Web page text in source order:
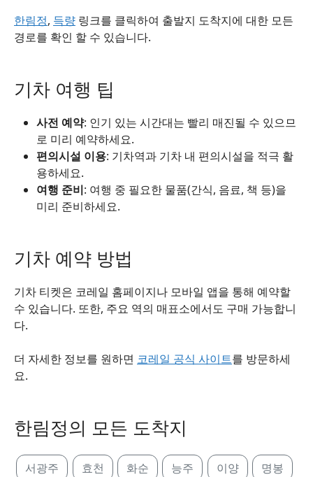
한림정, 득량 링크를 클릭하여 출발지 도착지에 대한 모든
경로를 확인 할 수 있습니다.
기차 여행 팁
사전 예약: 인기 있는 시간대는 빨리 매진될 수 있으므
로 미리 예약하세요.
편의시설 이용: 기차역과 기차 내 편의시설을 적극 활
용하세요.
여행 준비: 여행 중 필요한 물품(간식, 음료, 책 등)을
미리 준비하세요.
기차 예약 방법
기차 티켓은 코레일 홈페이지나 모바일 앱을 통해 예약할
수 있습니다. 또한, 주요 역의 매표소에서도 구매 가능합니
다.
더 자세한 정보를 원하면 코레일 공식 사이트를 방문하세
요.
한림정의 모든 도착지
서광주 효천 화순 능주 이양 명봉